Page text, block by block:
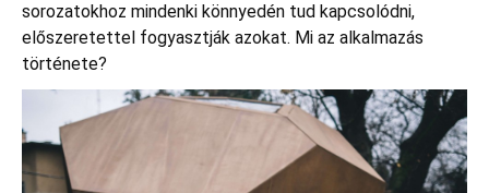
sorozatokhoz mindenki könnyedén tud kapcsolódni,
előszeretettel fogyasztják azokat. Mi az alkalmazás
története?